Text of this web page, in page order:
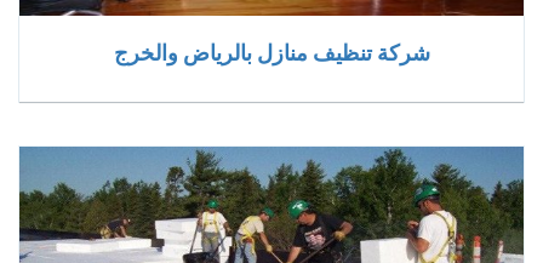
شركة تنظيف منازل بالرياض والخرج